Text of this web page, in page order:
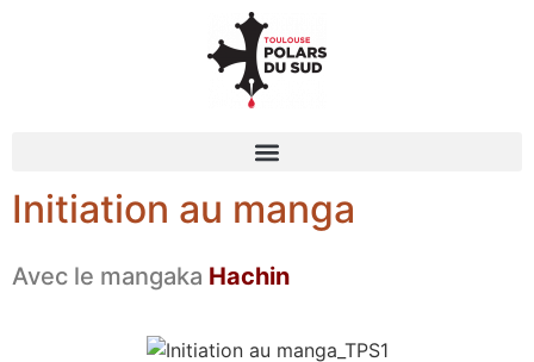
Initiation au manga
Avec le mangaka Hachin